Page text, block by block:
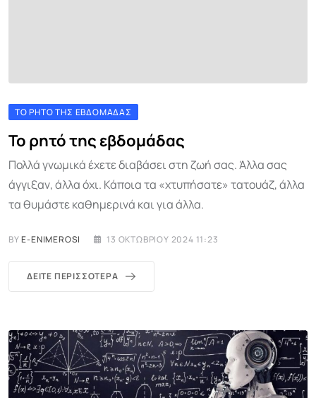
ΤΟ ΡΗΤΌ ΤΗΣ ΕΒΔΟΜΆΔΑΣ
Το ρητό της εβδομάδας
Πολλά γνωμικά έχετε διαβάσει στη ζωή σας. Άλλα σας
άγγιξαν, άλλα όχι. Κάποια τα «χτυπήσατε» τατουάζ, άλλα
τα θυμάστε καθημερινά και για άλλα.
BYE-ENIMEROSI 13 ΟΚΤΩΒΡΊΟΥ 2024 11:23
ΔΕΊΤΕ ΠΕΡΙΣΣΌΤΕΡΑ